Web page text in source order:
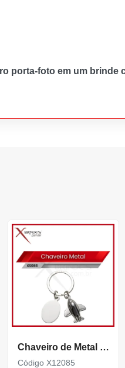
porta-foto em um brinde
Chaveiro de Metal Brilhante em Formato de Avião X12085
Código X12085